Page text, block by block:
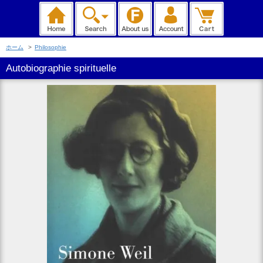
ホーム > Philosophie
Autobiographie spirituelle